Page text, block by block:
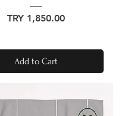
Price
TRY 1,850.00
Add to Cart